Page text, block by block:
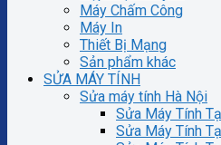
Máy Chấm Công
Máy In
Thiết Bị Mạng
Sản phẩm khác
SỬA MÁY TÍNH
Sửa máy tính Hà Nội
Sửa Máy Tính
Sửa Máy Tính